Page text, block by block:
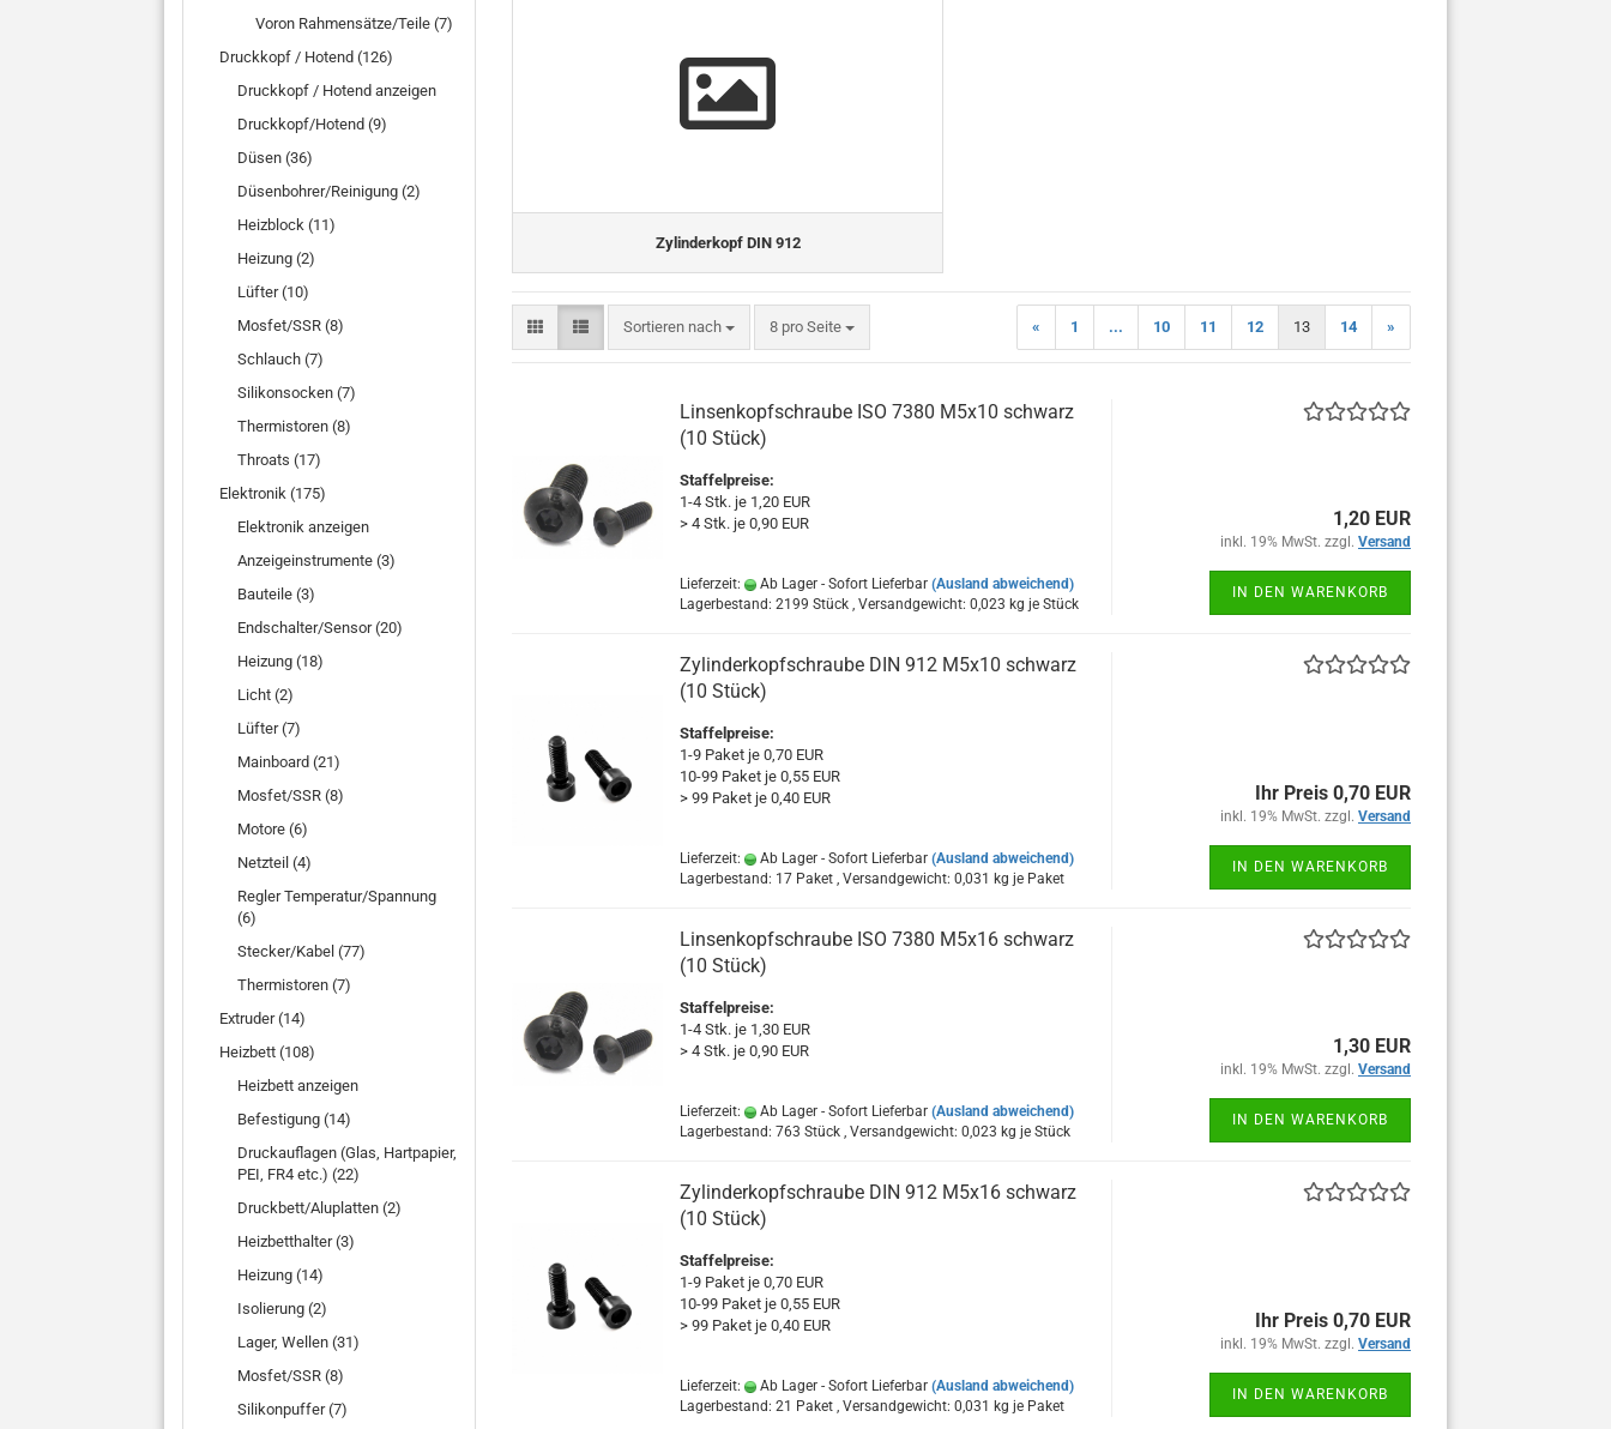
Zylinderkopf DIN 912
Sortieren nach
Sortieren nach 8 pro Seite
pro Seite « 1 ... 10 11 12 13 14 »
Linsenkopfschraube ISO 7380 M5x10 schwarz
(10 Stück)
Staffelpreise:
1-4 Stk. je 1,20 EUR
> 4 Stk. je 0,90 EUR
Lieferzeit: Ab Lager - Sofort Lieferbar (Ausland abweichend)
Lagerbestand: 2199 Stück , Versandgewicht: 0,023 kg je Stück
1,20 EUR
inkl. 19% MwSt. zzgl. Versand
IN DEN WARENKORB
Zylinderkopfschraube DIN 912 M5x10 schwarz
(10 Stück)
Staffelpreise:
1-9 Paket je 0,70 EUR
10-99 Paket je 0,55 EUR
> 99 Paket je 0,40 EUR
Lieferzeit: Ab Lager - Sofort Lieferbar (Ausland abweichend)
Lagerbestand: 17 Paket , Versandgewicht: 0,031 kg je Paket
Ihr Preis 0,70 EUR
inkl. 19% MwSt. zzgl. Versand
IN DEN WARENKORB
Linsenkopfschraube ISO 7380 M5x16 schwarz
(10 Stück)
Staffelpreise:
1-4 Stk. je 1,30 EUR
> 4 Stk. je 0,90 EUR
Lieferzeit: Ab Lager - Sofort Lieferbar (Ausland abweichend)
Lagerbestand: 763 Stück , Versandgewicht: 0,023 kg je Stück
1,30 EUR
inkl. 19% MwSt. zzgl. Versand
IN DEN WARENKORB
Zylinderkopfschraube DIN 912 M5x16 schwarz
(10 Stück)
Staffelpreise:
1-9 Paket je 0,70 EUR
10-99 Paket je 0,55 EUR
> 99 Paket je 0,40 EUR
Lieferzeit: Ab Lager - Sofort Lieferbar (Ausland abweichend)
Lagerbestand: 21 Paket , Versandgewicht: 0,031 kg je Paket
Ihr Preis 0,70 EUR
inkl. 19% MwSt. zzgl. Versand
IN DEN WARENKORB
Voron Rahmensätze/Teile (7)
Druckkopf / Hotend (126)
Druckkopf / Hotend anzeigen
Druckkopf/Hotend (9)
Düsen (36)
Düsenbohrer/Reinigung (2)
Heizblock (11)
Heizung (2)
Lüfter (10)
Mosfet/SSR (8)
Schlauch (7)
Silikonsocken (7)
Thermistoren (8)
Throats (17)
Elektronik (175)
Elektronik anzeigen
Anzeigeinstrumente (3)
Bauteile (3)
Endschalter/Sensor (20)
Heizung (18)
Licht (2)
Lüfter (7)
Mainboard (21)
Mosfet/SSR (8)
Motore (6)
Netzteil (4)
Regler Temperatur/Spannung
(6)
Stecker/Kabel (77)
Thermistoren (7)
Extruder (14)
Heizbett (108)
Heizbett anzeigen
Befestigung (14)
Druckauflagen (Glas, Hartpapier,
PEI, FR4 etc.) (22)
Druckbett/Aluplatten (2)
Heizbetthalter (3)
Heizung (14)
Isolierung (2)
Lager, Wellen (31)
Mosfet/SSR (8)
Silikonpuffer (7)